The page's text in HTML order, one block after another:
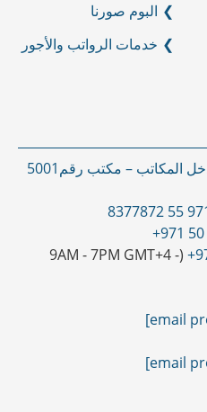
البوم صورنا
خدمات الرواتب والأجور
بناية فندق ايبيس – مدخل المكاتب – مكتب رقم5001
(9AM - 7PM GMT+4 -